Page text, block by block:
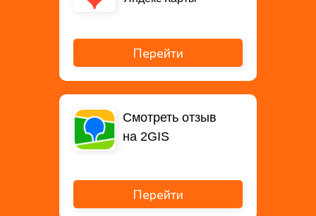
Перейти
Смотреть отзыв
на 2GIS
Перейти